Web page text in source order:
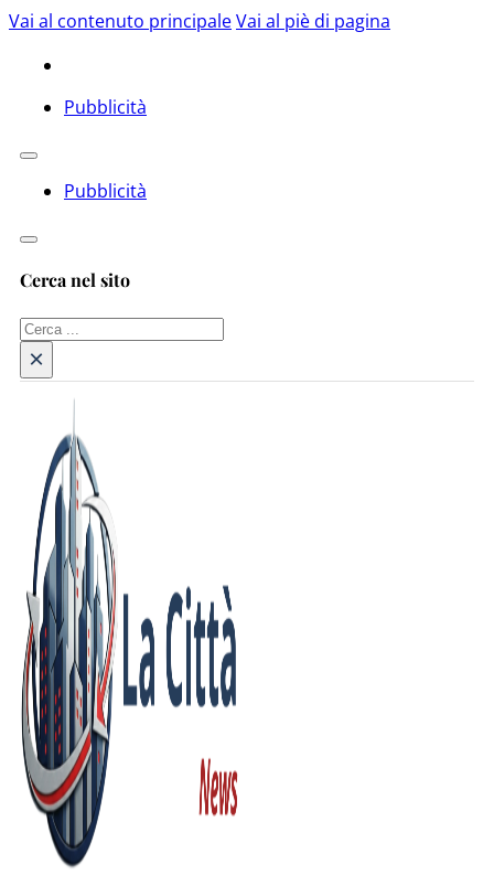
Vai al contenuto principaleVai al piè di pagina
Pubblicità
Pubblicità
Cerca nel sito
Cerca
×